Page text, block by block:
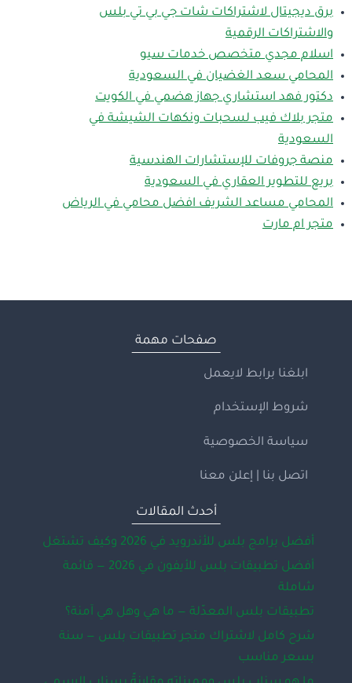
برق ديجيتال لاشتراكات شات جي بي تي بلس
والاشتراكات الرقمية
اسلام مجدي متخصص خدمات سيو
المحامي سعد الغضيان في السعودية
دكتور فهد استشاري جهاز هضمي في الكويت
متجر بلاك فيب لسحبات ونكهات الشيشة في
السعودية
منصة جروفات للإستشارات الهندسية
بريع للتطوير العقاري في السعودية
المحامي مساعد الشريف افضل محامي في الرياض
متجر ام مارت
صفحات مهمة
ابلغنا برابط لايعمل
شروط الإستخدام
سياسة الخصوصية
اتصل بنا | إعلن معنا
أحدث المقالات
أفضل برامج بلس للأندرويد في 2026 وكيف تشتغل
أفضل تطبيقات بلس للأيفون في 2026 — قائمة
شاملة
تطبيقات بلس المعدّلة — ما هي وهل هي آمنة؟
شرح كامل لاشتراك متجر تطبيقات بلس — سنة
بسعر مناسب